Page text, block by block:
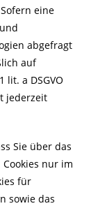
eine
abgefragt
auf
lit. a DSGVO
jederzeit
Sie über das
nur im
für
sowie das